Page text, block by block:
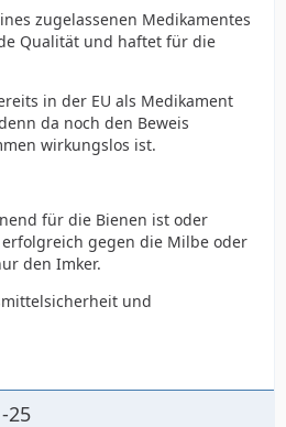
zugelassenen Medikamentes
Qualität und haftet für die
in der EU als Medikament
da noch den Beweis
wirkungslos ist.
für die Bienen ist oder
gegen die Milbe oder
den Imker.
und
25